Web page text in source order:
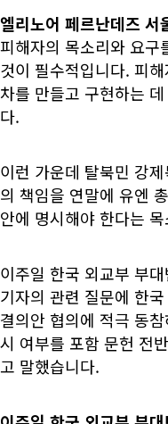
엘리노어 페르난데즈
피해자의 목소리와 요구
것이 필수적입니다. 피
차를 만들고 구현하는
다.
이런 가운데 탈북민 강
의 책임을 연말에 유엔
안에 명시해야 한다는
이주일 한국 외교부 부
기자의 관련 질문에 한
결의안 협의에 적극 동
시 여부를 포함 문헌 전
고 말했습니다.